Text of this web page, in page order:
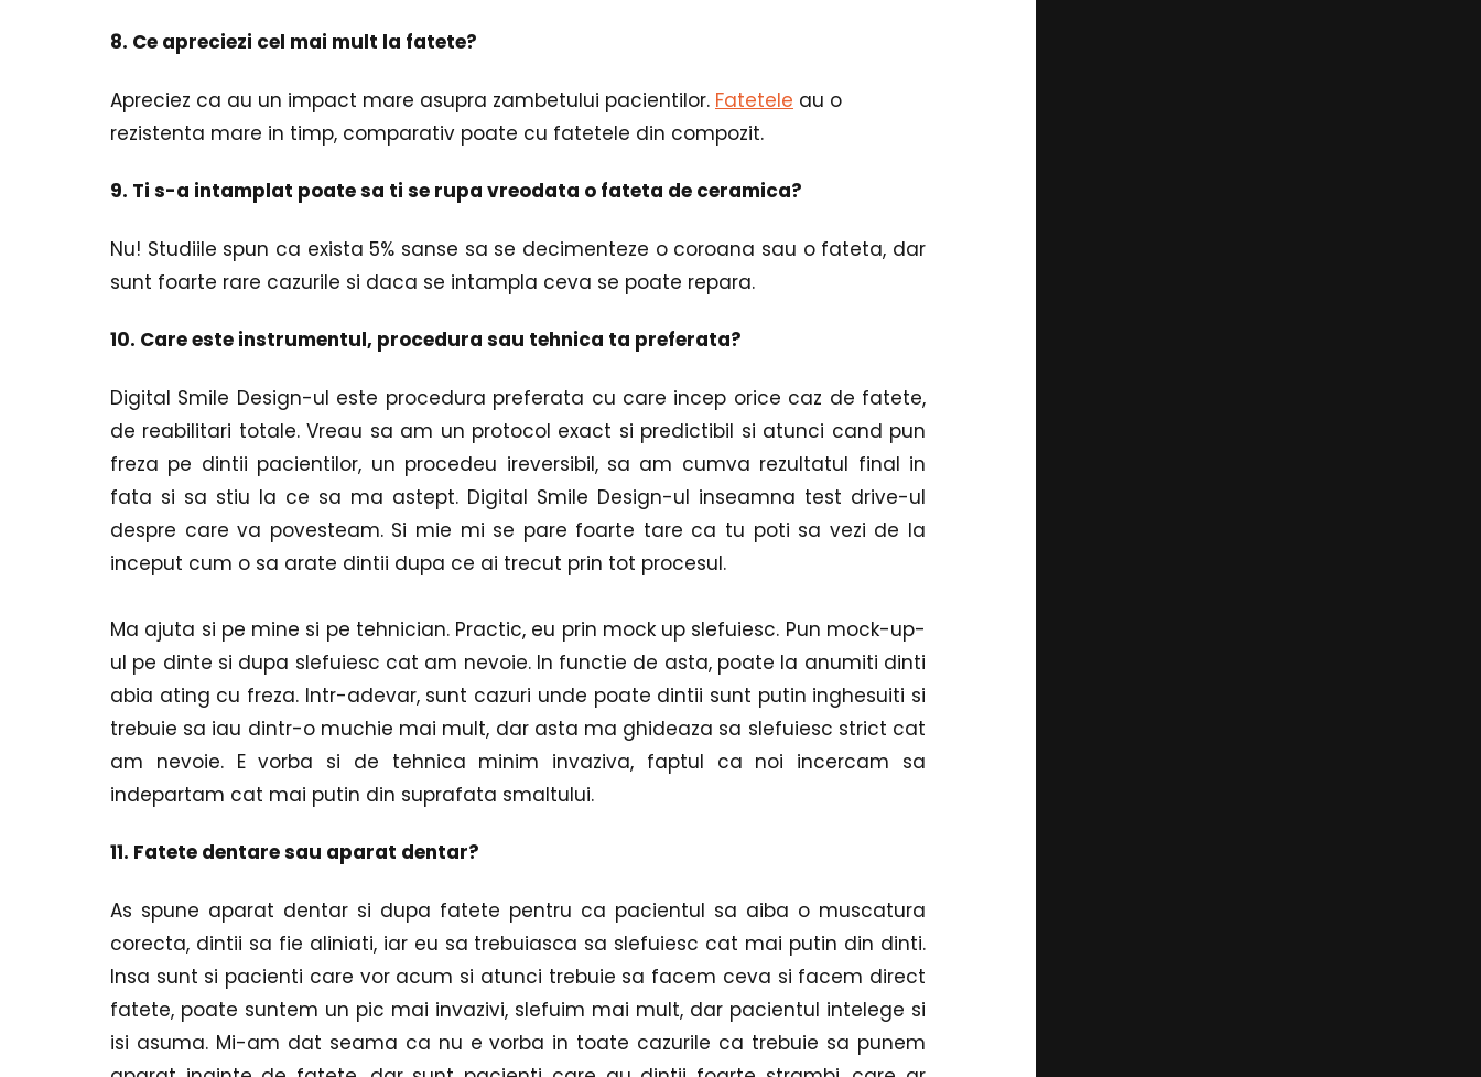
8. Ce apreciezi cel mai mult la fatete?
Apreciez ca au un impact mare asupra zambetului pacientilor. Fatetele au o
rezistenta mare in timp, comparativ poate cu fatetele din compozit.
9. Ti s-a intamplat poate sa ti se rupa vreodata o fateta de ceramica?
Nu! Studiile spun ca exista 5% sanse sa se decimenteze o coroana sau o fateta, dar
sunt foarte rare cazurile si daca se intampla ceva se poate repara.
10. Care este instrumentul, procedura sau tehnica ta preferata?
Digital Smile Design-ul este procedura preferata cu care incep orice caz de fatete,
de reabilitari totale. Vreau sa am un protocol exact si predictibil si atunci cand pun
freza pe dintii pacientilor, un procedeu ireversibil, sa am cumva rezultatul final in
fata si sa stiu la ce sa ma astept. Digital Smile Design-ul inseamna test drive-ul
despre care va povesteam. Si mie mi se pare foarte tare ca tu poti sa vezi de la
inceput cum o sa arate dintii dupa ce ai trecut prin tot procesul.
Ma ajuta si pe mine si pe tehnician. Practic, eu prin mock up slefuiesc. Pun mock-up-
ul pe dinte si dupa slefuiesc cat am nevoie. In functie de asta, poate la anumiti dinti
abia ating cu freza. Intr-adevar, sunt cazuri unde poate dintii sunt putin inghesuiti si
trebuie sa iau dintr-o muchie mai mult, dar asta ma ghideaza sa slefuiesc strict cat
am nevoie. E vorba si de tehnica minim invaziva, faptul ca noi incercam sa
indepartam cat mai putin din suprafata smaltului.
11. Fatete dentare sau aparat dentar?
As spune aparat dentar si dupa fatete pentru ca pacientul sa aiba o muscatura
corecta, dintii sa fie aliniati, iar eu sa trebuiasca sa slefuiesc cat mai putin din dinti.
Insa sunt si pacienti care vor acum si atunci trebuie sa facem ceva si facem direct
fatete, poate suntem un pic mai invazivi, slefuim mai mult, dar pacientul intelege si
isi asuma. Mi-am dat seama ca nu e vorba in toate cazurile ca trebuie sa punem